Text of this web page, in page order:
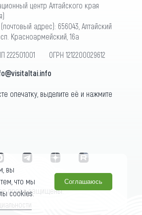
центр Алтайского края
адрес): 656043, Алтайский
Красноармейский, 16а
222501001 ОГРН 1212200029612
опечатку, выделите её и нажмите
права защищены.
вы
что мы
cookies.
Соглашаюсь